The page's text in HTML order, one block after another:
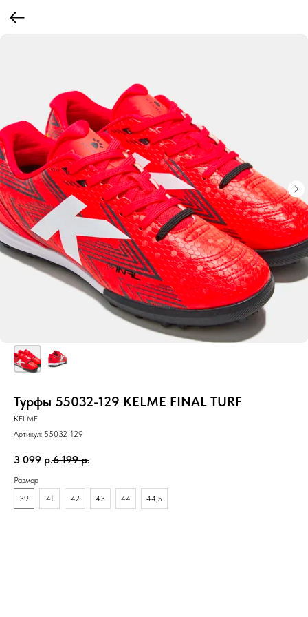
Турфы 55032-129 KELME FINAL TURF
KELME
Артикул: 55032-129
3 099 р.6 199 р.
Размер
39
41 42 43 44 44,5